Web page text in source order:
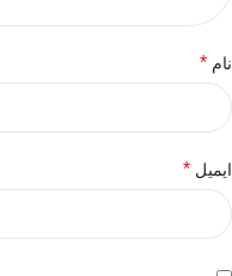
نام *
ایمیل *